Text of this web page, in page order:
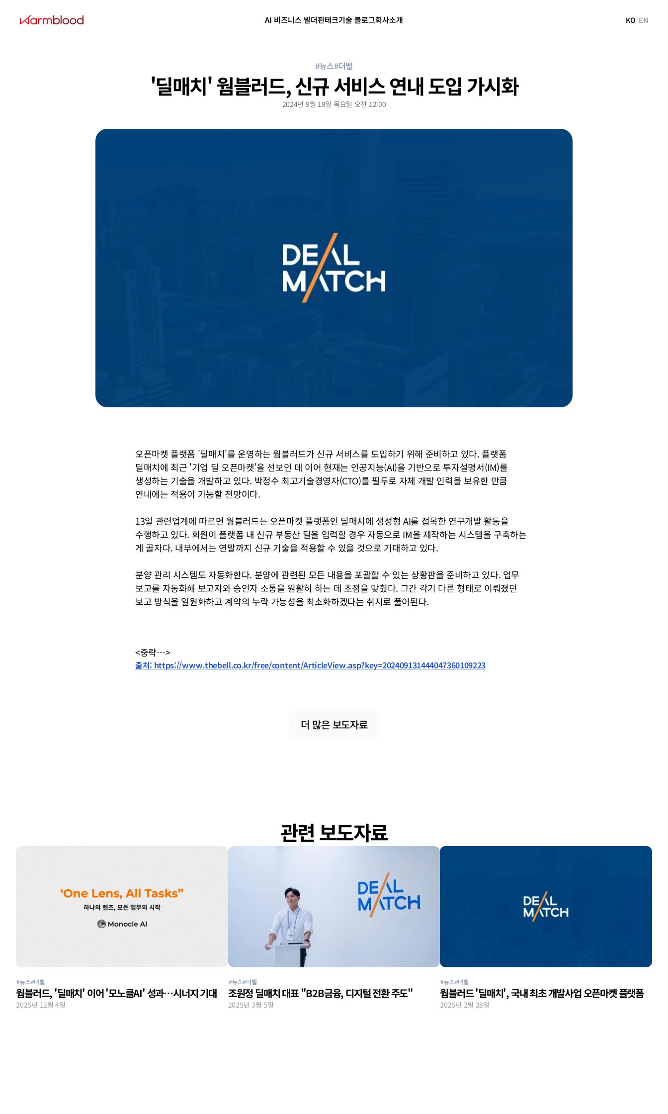
AI 비즈니스 빌더핀테크기술 블로그회사소개 KO/EN
#뉴스#더벨
'딜매치' 웜블러드, 신규 서비스 연내 도입 가시화
2024년 9월 19일 목요일 오전 12:00
오픈마켓 플랫폼 '딜매치'를 운영하는 웜블러드가 신규 서비스를 도입하기 위해 준비하고 있다. 플랫폼
딜매치에 최근 '기업 딜 오픈마켓'을 선보인 데 이어 현재는 인공지능(AI)을 기반으로 투자설명서(IM)를
생성하는 기술을 개발하고 있다. 박정수 최고기술경영자(CTO)를 필두로 자체 개발 인력을 보유한 만큼
연내에는 적용이 가능할 전망이다.
13일 관련업계에 따르면 웜블러드는 오픈마켓 플랫폼인 딜매치에 생성형 AI를 접목한 연구개발 활동을
수행하고 있다. 회원이 플랫폼 내 신규 부동산 딜을 입력할 경우 자동으로 IM을 제작하는 시스템을 구축하는
게 골자다. 내부에서는 연말까지 신규 기술을 적용할 수 있을 것으로 기대하고 있다.
분양 관리 시스템도 자동화한다. 분양에 관련된 모든 내용을 포괄할 수 있는 상황판을 준비하고 있다. 업무
보고를 자동화해 보고자와 승인자 소통을 원활히 하는 데 초점을 맞췄다. 그간 각기 다른 형태로 이뤄졌던
보고 방식을 일원화하고 계약의 누락 가능성을 최소화하겠다는 취지로 풀이된다.
<중략…>
출처: https://www.thebell.co.kr/free/content/ArticleView.asp?key=202409131444047360109223
더 많은 보도자료
관련 보도자료
#뉴스#더벨
웜블러드, '딜매치' 이어 '모노클AI' 성과…시너지 기대
2025년 12월 4일
#뉴스#더벨
조원정 딜매치 대표 "B2B금융, 디지털 전환 주도"
2025년 3월 5일
#뉴스#더벨
웜블러드 '딜매치', 국내 최초 개발사업 오픈마켓 플랫폼
2025년 2월 28일